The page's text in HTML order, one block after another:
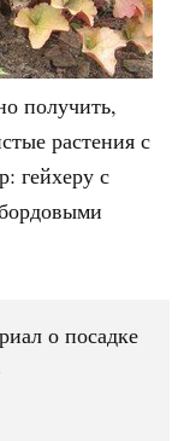
получить,
растения с
гейхеру с
о посадке